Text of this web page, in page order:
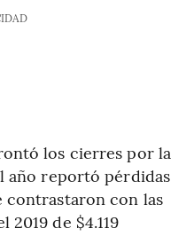
los cierres por la
año reportó pérdidas
contrastaron con las
2019 de $4.119